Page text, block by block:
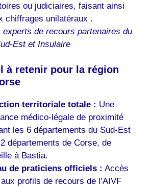
ou judiciaires, faisant ainsi
chiffrages unilatéraux .
experts de recours partenaires du
Est et Insulaire
à retenir pour la région
territoriale totale : Une
médico-légale de proximité
les 6 départements du Sud-Est
départements de Corse, de
à Bastia.
de praticiens officiels : Accès
profils de recours de l’AIVF